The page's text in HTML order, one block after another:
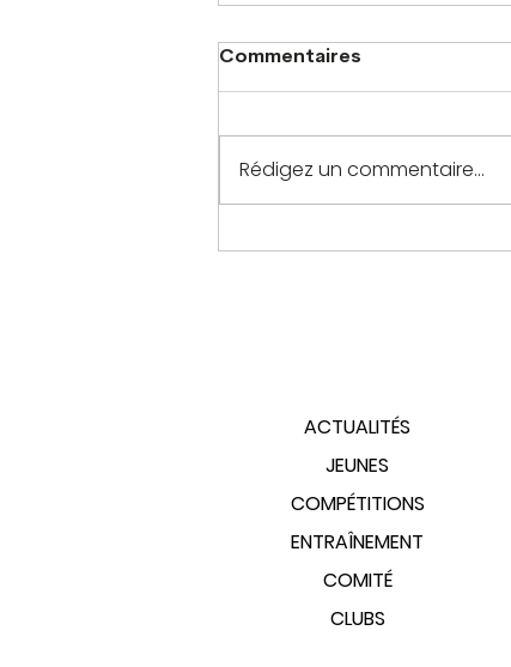
Commentaires
Rédigez un commentaire...
ACTUALITÉS
JEUNES
COMPÉTITIONS
ENTRAÎNEMENT
COMITÉ
CLUBS